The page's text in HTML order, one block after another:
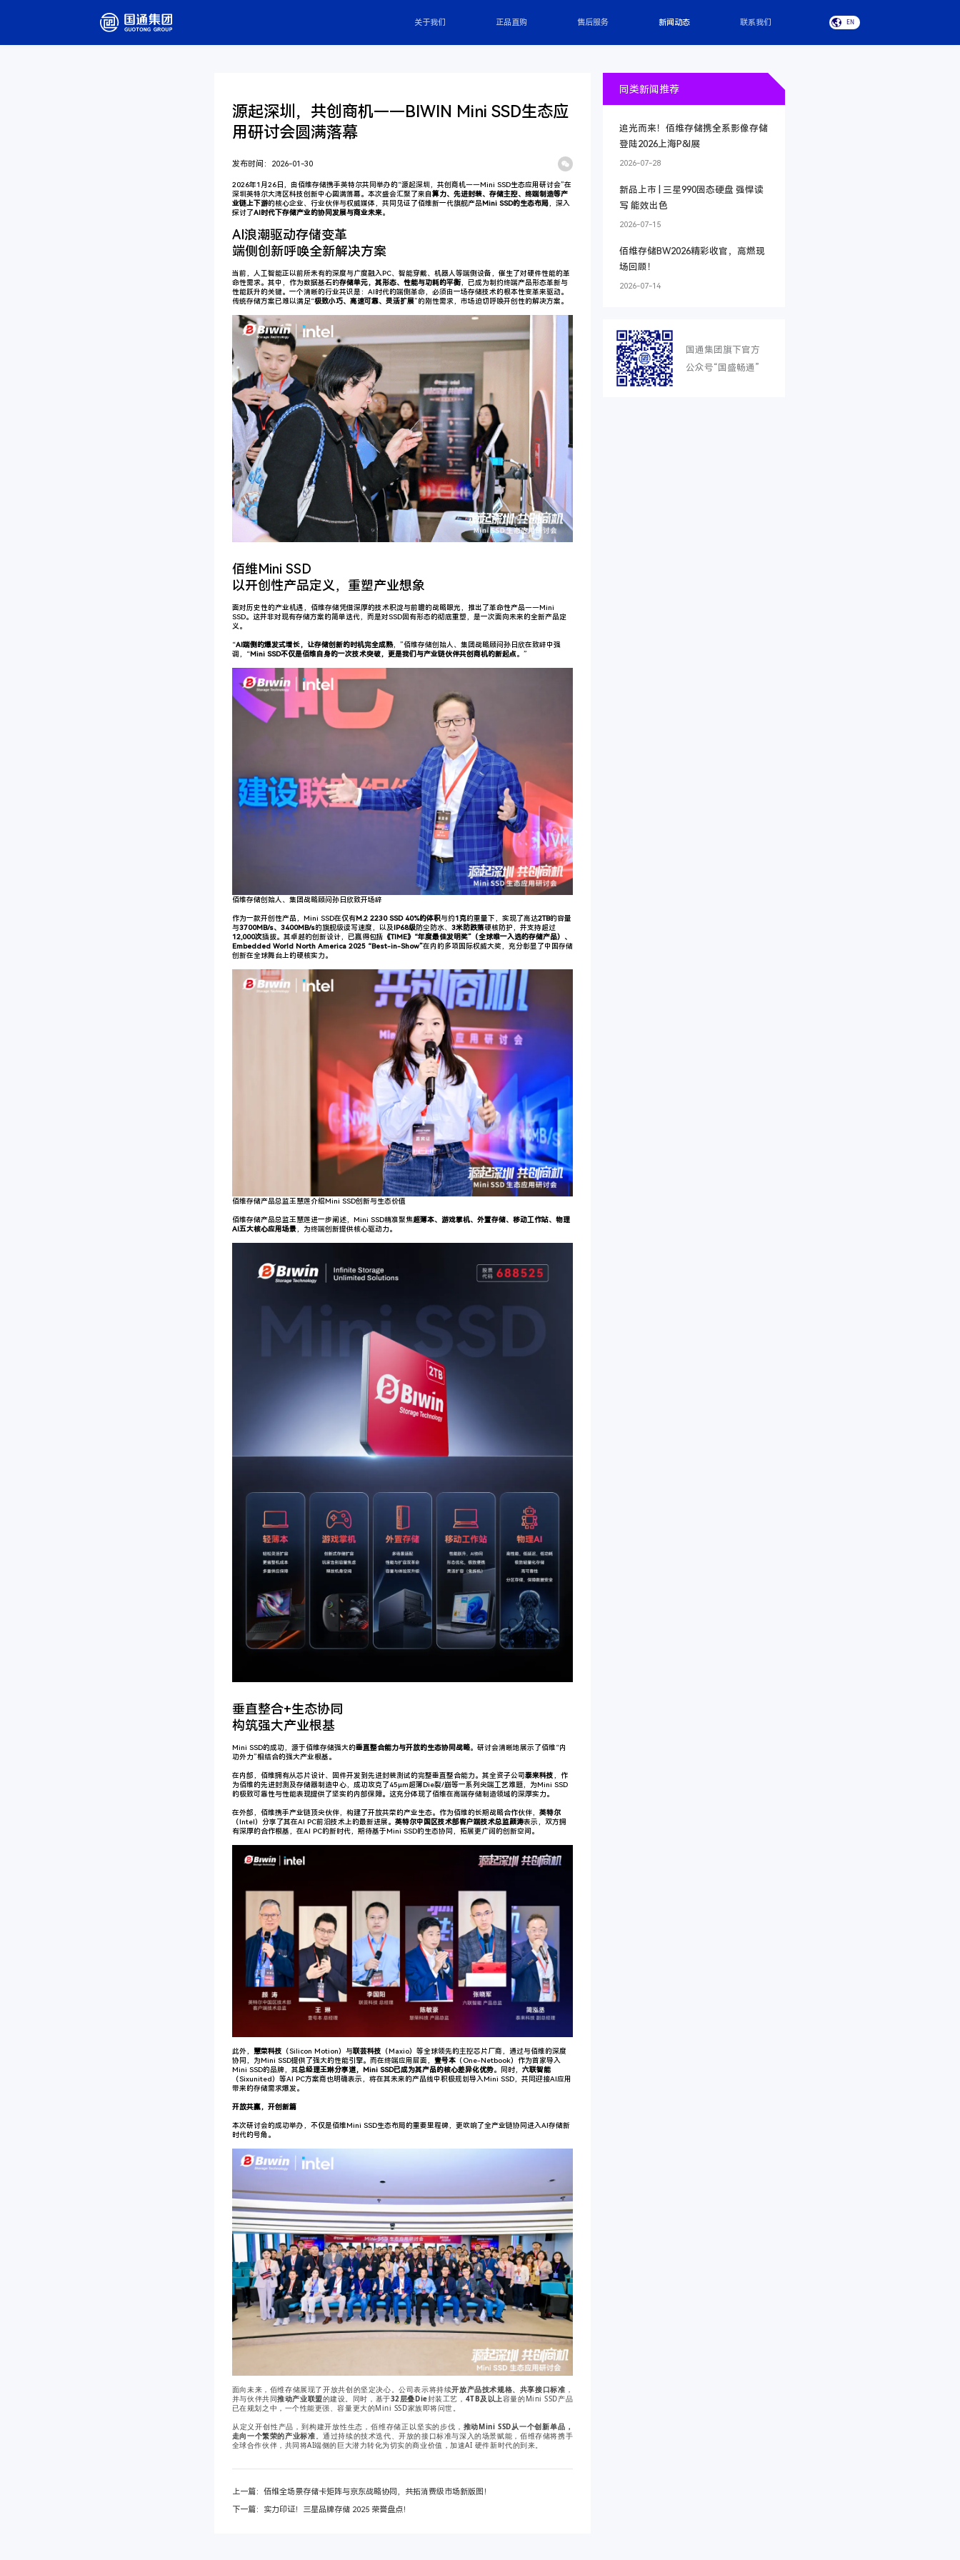
关于我们 正品直购 售后服务 新闻动态 联系我们 EN
源起深圳，共创商机——BIWIN Mini SSD生态应
用研讨会圆满落幕
发布时间：2026-01-30
2026年1月26日，由佰维存储携手英特尔共同举办的“源起深圳，共创商机——Mini SSD生态应用研讨会”在
深圳英特尔大湾区科技创新中心圆满落幕。本次盛会汇聚了来自算力、先进封装、存储主控、终端制造等产
业链上下游的核心企业、行业伙伴与权威媒体，共同见证了佰维新一代旗舰产品Mini SSD的生态布局，深入
探讨了AI时代下存储产业的协同发展与商业未来。
AI浪潮驱动存储变革
端侧创新呼唤全新解决方案
当前，人工智能正以前所未有的深度与广度融入PC、智能穿戴、机器人等端侧设备，催生了对硬件性能的革
命性需求。其中，作为数据基石的存储单元，其形态、性能与功耗的平衡，已成为制约终端产品形态革新与
性能跃升的关键。一个清晰的行业共识是：AI时代的端侧革命，必须由一场存储技术的根本性变革来驱动。
传统存储方案已难以满足“极致小巧、高速可靠、灵活扩展”的刚性需求，市场迫切呼唤开创性的解决方案。
佰维Mini SSD
以开创性产品定义，重塑产业想象
面对历史性的产业机遇，佰维存储凭借深厚的技术积淀与前瞻的战略眼光，推出了革命性产品——Mini
SSD。这并非对现有存储方案的简单迭代，而是对SSD固有形态的彻底重塑，是一次面向未来的全新产品定
义。
“AI端侧的爆发式增长，让存储创新的时机完全成熟，”佰维存储创始人、集团战略顾问孙日欣在致辞中强
调，“Mini SSD不仅是佰维自身的一次技术突破，更是我们与产业链伙伴共创商机的新起点。”
佰维存储创始人、集团战略顾问孙日欣致开场辞
作为一款开创性产品，Mini SSD在仅有M.2 2230 SSD 40%的体积与约1克的重量下，实现了高达2TB的容量
与3700MB/s、3400MB/s的旗舰级读写速度，以及IP68级防尘防水、 3米防跌落硬核防护，并支持超过
12,000次插拔。其卓越的创新设计，已赢得包括 《TIME》“年度最佳发明奖”（全球唯一入选的存储产品）、
Embedded World North America 2025 “Best-in-Show”在内的多项国际权威大奖，充分彰显了中国存储
创新在全球舞台上的硬核实力。
佰维存储产品总监王慧莲介绍Mini SSD创新与生态价值
佰维存储产品总监王慧莲进一步阐述，Mini SSD精准聚焦超薄本、游戏掌机、外置存储、移动工作站、物理
AI五大核心应用场景，为终端创新提供核心驱动力。
垂直整合+生态协同
构筑强大产业根基
Mini SSD的成功，源于佰维存储强大的垂直整合能力与开放的生态协同战略。研讨会清晰地展示了佰维“内
功外力”相结合的强大产业根基。
在内部，佰维拥有从芯片设计、固件开发到先进封装测试的完整垂直整合能力。其全资子公司泰来科技 ，作
为佰维的先进封测及存储器制造中心，成功攻克了45μm超薄Die裂/崩等一系列尖端工艺难题，为Mini SSD
的极致可靠性与性能表现提供了坚实的内部保障。这充分体现了佰维在高端存储制造领域的深厚实力。
在外部，佰维携手产业链顶尖伙伴，构建了开放共荣的产业生态。作为佰维的长期战略合作伙伴， 英特尔
（Intel）分享了其在AI PC前沿技术上的最新进展。 英特尔中国区技术部客户端技术总监颜涛表示，双方拥
有深厚的合作根基，在AI PC的新时代，期待基于Mini SSD的生态协同，拓展更广阔的创新空间。
此外， 慧荣科技 （Silicon Motion）与联芸科技 （Maxio）等全球领先的主控芯片厂商，通过与佰维的深度
协同，为Mini SSD提供了强大的性能引擎。而在终端应用层面， 壹号本（One-Netbook）作为首家导入
Mini SSD的品牌，其总经理王琳分享道，Mini SSD已成为其产品的核心差异化优势。同时， 六联智能
（Sixunited）等AI PC方案商也明确表示，将在其未来的产品线中积极规划导入Mini SSD，共同迎接AI应用
带来的存储需求爆发。
开放共赢，开创新篇
本次研讨会的成功举办，不仅是佰维Mini SSD生态布局的重要里程碑，更吹响了全产业链协同进入AI存储新
时代的号角。
面向未来，佰维存储展现了开放共创的坚定决心。公司表示将持续开放产品技术规格、共享接口标准 ，
并与伙伴共同推动产业联盟的建设。同时，基于32层叠Die封装工艺， 4TB及以上容量的Mini SSD产品
已在规划之中，一个性能更强、容量更大的Mini SSD家族即将问世。
从定义开创性产品，到构建开放性生态，佰维存储正以坚实的步伐， 推动Mini SSD从一个创新单品，
走向一个繁荣的产业标准。通过持续的技术迭代、开放的接口标准与深入的场景赋能，佰维存储将携手
全球合作伙伴，共同将AI端侧的巨大潜力转化为切实的商业价值，加速AI 硬件新时代的到来。
上一篇：佰维全场景存储卡矩阵与京东战略协同，共拓消费级市场新版图！
下一篇：实力印证！三星品牌存储 2025 荣誉盘点！
同类新闻推荐
追光而来！佰维存储携全系影像存储
登陆2026上海P&I展
2026-07-28
新品上市 | 三星990固态硬盘 强悍读
写 能效出色
2026-07-15
佰维存储BW2026精彩收官，高燃现
场回顾！
2026-07-14
国通集团旗下官方
公众号“国盛畅通”